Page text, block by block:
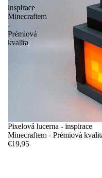
inspirace
Minecraftem
-
Prémiová
kvalita
Pixelová lucerna - inspirace
Minecraftem - Prémiová
€19,95